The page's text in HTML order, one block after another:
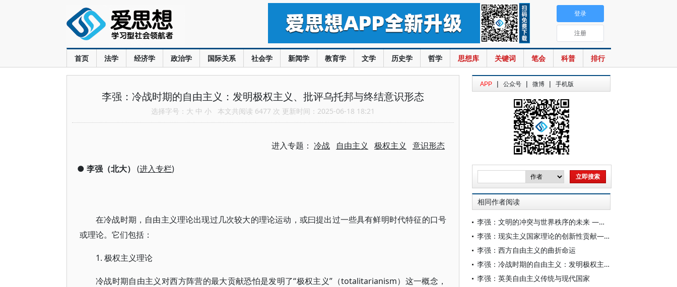
首页 法学 经济学 政治学 国际关系 社会学 新闻学 教育学 文学 历史学 哲学 思想库 关键词 笔会 科普 排行
登录
注册
李强：冷战时期的自由主义：发明极权主义、批评乌托邦与终结意识形态
选择字号： 大 中 小 本文共阅读 6477 次 更新时间：2025-06-18 18:21
进入专题： 冷战 自由主义 极权主义 意识形态
● 李强（北大） (进入专栏)
在冷战时期，自由主义理论出现过几次较大的理论运动，或曰提出过一些具有鲜明时代特征的口号
或理论。它们包括：
1. 极权主义理论
冷战时期自由主义对西方阵营的最大贡献恐怕是发明了“极权主义”（totalitarianism）这一概念，
APP | 公众号 | 微博 | 手机版
相同作者阅读
李强：文明的冲突与世界秩序的未来 ——重读亨廷顿《文明的冲突》
李强：现实主义国家理论的创新性贡献——菲利普·佩蒂特《论国家》探析
李强：西方自由主义的曲折命运
李强：冷战时期的自由主义：发明极权主义、批评乌托邦与终结意识形态
李强：英美自由主义传统与现代国家